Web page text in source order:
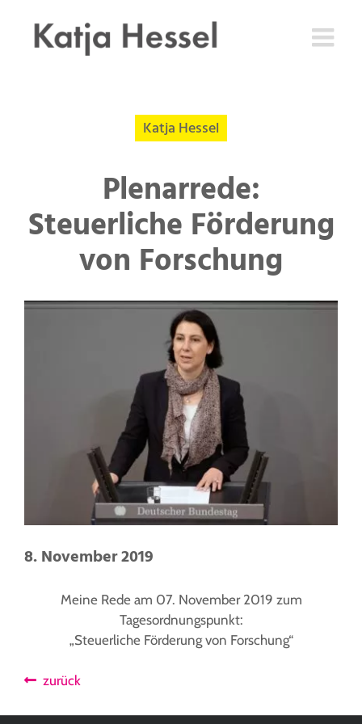
springen
Katja Hessel
Plenarrede:
Steuerliche Förderung
von Forschung
8. November 2019
Meine Rede am 07. November 2019 zum
Tagesordnungspunkt:
„Steuerliche Förderung von Forschung“
zurück